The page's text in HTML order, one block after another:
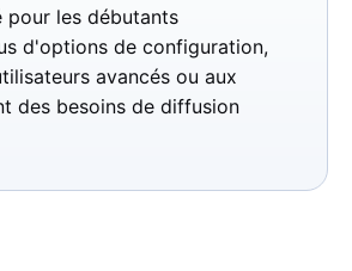
pour les débutants
d'options de configuration,
avancés ou aux
des besoins de diffusion